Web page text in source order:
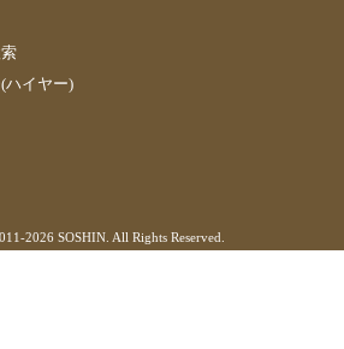
イヤー)
2026 SOSHIN. All Rights Reserved.